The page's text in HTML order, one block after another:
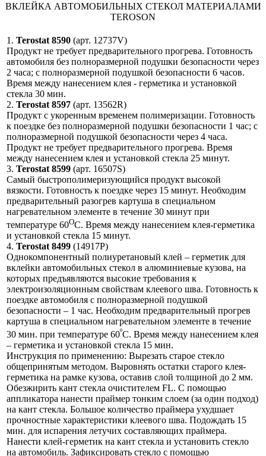
ВКЛЕЙКА АВТОМОБИЛЬНЫХ СТЕКОЛ МАТЕРИАЛАМИ
TEROSON
1. Terostat 8590 (арт. 12737V)
Продукт не требует предварительного прогрева. Готовность
автомобиля без полноразмерной подушки безопасности через
2 часа; с полноразмерной подушкой безопасности 6 часов.
Время между нанесением клея - герметика и установкой
стекла 30 мин.
2. Terostat 8597 (арт. 13562R)
Продукт с укоренным временем полимеризации. Готовность
к поездке без полноразмерной подушки безопасности 1 час; с
полноразмерной подушкой безопасности через 4 часа.
Продукт не требует предварительного прогрева. Время
между нанесением клея и установкой стекла 25 минут.
3. Terostat 8599 (арт. 16507S)
Самый быстрополимеризующийся продукт высокой
вязкости. Готовность к поездке через 15 минут. Необходим
предварительный разогрев картуша в специальном
нагревательном элементе в течение 30 минут при
температуре 60ОС. Время между нанесением клея-герметика
и установкой стекла 15 минут.
4. Terostat 8499 (14917Р)
Однокомпонентный полиуретановый клей – герметик для
вклейки автомобильных стекол в алюминиевые кузова, на
которых предъявляются высокие требования к
электроизоляционным свойствам клеевого шва. Готовность к
поездке автомобиля с полноразмерной подушкой
безопасности – 1 час. Необходим предварительный прогрев
картуша в специальном нагревательном элементе в течение
30 мин. при температуре 60ºС. Время между нанесением клея
– герметика и установкой стекла 15 мин.
Инструкция по применению: Вырезать старое стекло
общепринятым методом. Выровнять остатки старого клея-
герметика на рамке кузова, оставив слой толщиной до 2 мм.
Обезжирить кант стекла очистителем FL. С помощью
аппликатора нанести праймер тонким слоем (за один подход)
на кант стекла. Большое количество праймера ухудшает
прочностные характеристики клеевого шва. Подождать 15
мин. для испарения летучих составляющих праймера.
Нанести клей-герметик на кант стекла и установить стекло
на автомобиль. Зафиксировать стекло с помощью